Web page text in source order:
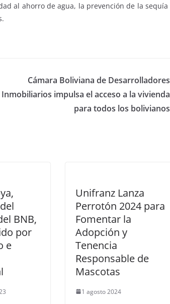
al ahorro de agua, la prevención de la sequía
Cámara Boliviana de Desarrolladores
Inmobiliarios impulsa el acceso a la vivienda
para todos los bolivianos
BNB,
por
e
Unifranz Lanza
Perrotón 2024 para
Fomentar la
Adopción y
Tenencia
Responsable de
Mascotas
1 agosto 2024